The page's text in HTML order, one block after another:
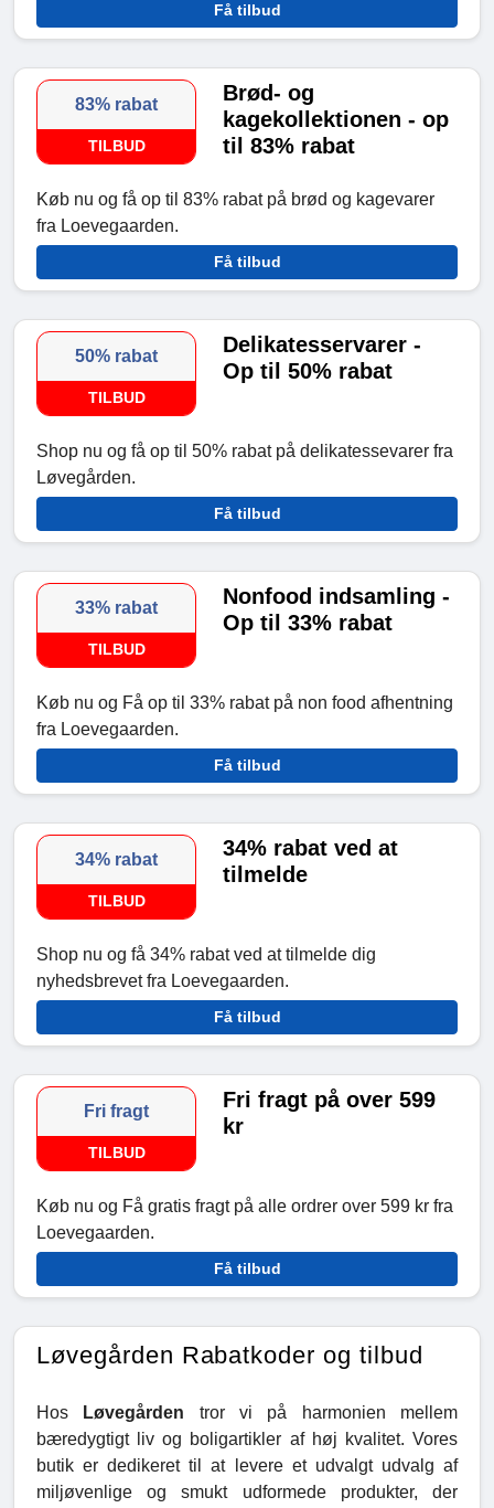
Få tilbud
83% rabat
TILBUD
Brød- og
kagekollektionen - op
til 83% rabat
Køb nu og få op til 83% rabat på brød og kagevarer
fra Loevegaarden.
Få tilbud
50% rabat
TILBUD
Delikatesservarer -
Op til 50% rabat
Shop nu og få op til 50% rabat på delikatessevarer fra
Løvegården.
Få tilbud
33% rabat
TILBUD
Nonfood indsamling -
Op til 33% rabat
Køb nu og Få op til 33% rabat på non food afhentning
fra Loevegaarden.
Få tilbud
34% rabat
TILBUD
34% rabat ved at
tilmelde
Shop nu og få 34% rabat ved at tilmelde dig
nyhedsbrevet fra Loevegaarden.
Få tilbud
Fri fragt
TILBUD
Fri fragt på over 599
kr
Køb nu og Få gratis fragt på alle ordrer over 599 kr fra
Loevegaarden.
Få tilbud
Løvegården Rabatkoder og tilbud
Hos Løvegården tror vi på harmonien mellem
bæredygtigt liv og boligartikler af høj kvalitet. Vores
butik er dedikeret til at levere et udvalgt udvalg af
miljøvenlige og smukt udformede produkter, der